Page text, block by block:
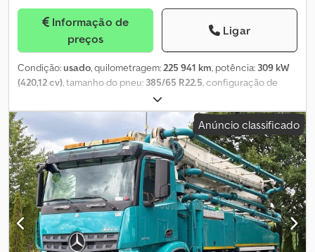
Informação de
preços
Ligar
Condição:usado, quilometragem:225 941 km, potência: 309 kW
(420,12 cv), tamanho do pneu: 385/65 R22.5, configuração de
, tipo de engrenagem:
emissão:Euro 6, suspensão:aço, comprimento total:9 920 mm,
largura total:
2 550 mm , altura total: 4 000 mm, volume do espaço
de carga:9 m³, Ano de fabrico:2018, Equipamento:ABS, ar
condicionado, bloqueio do diferencial, espelho retrovisor
elétrico, fecho centralizado, regulação eléctrica dos vidros, =
Opções e acessórios adicionais = - Controlo da climatização -
Rádio - Vidro do tejadilho Cjdpsynnw Ejfx Acmjha = Mais
informações = Material aplicável: Betão Eixo 1: Tamanho dos
pneus: 385/65 R22.5; Travões: travões de tambor; Suspensão:
suspensão de molas Eixo 2: Tamanho dos pneus: 385/65 R22.5;
Anúncio classificado